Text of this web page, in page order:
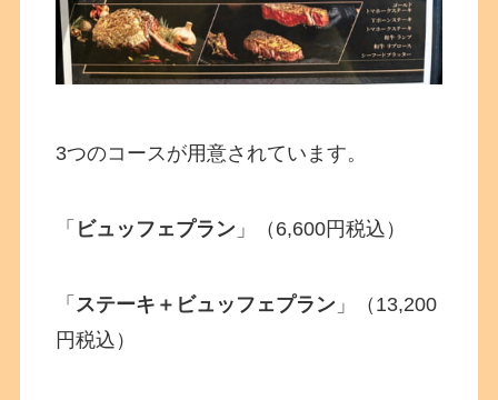
3つのコースが用意されています。
「 ビュッフェプラン 」（6,600円税込）
「 ステーキ＋ビュッフェプラン 」（13,200
円税込）